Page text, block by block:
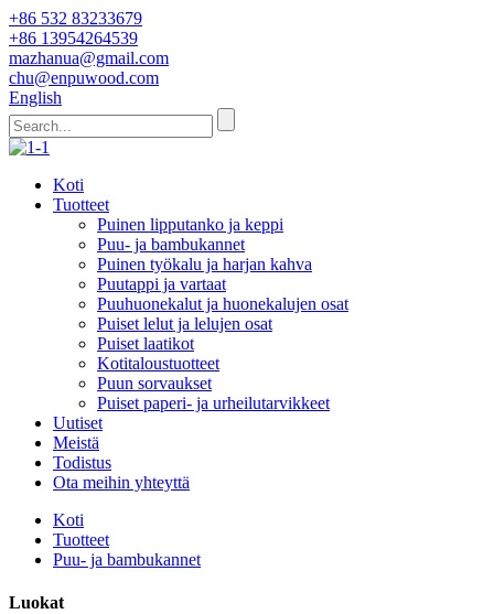
+86 532 83233679
+86 13954264539
mazhanua@gmail.com
chu@enpuwood.com
English
Koti
Tuotteet
Puinen lipputanko ja keppi
Puu- ja bambukannet
Puinen työkalu ja harjan kahva
Puutappi ja vartaat
Puuhuonekalut ja huonekalujen osat
Puiset lelut ja lelujen osat
Puiset laatikot
Kotitaloustuotteet
Puun sorvaukset
Puiset paperi- ja urheilutarvikkeet
Uutiset
Meistä
Todistus
Ota meihin yhteyttä
Koti
Tuotteet
Puu- ja bambukannet
Luokat